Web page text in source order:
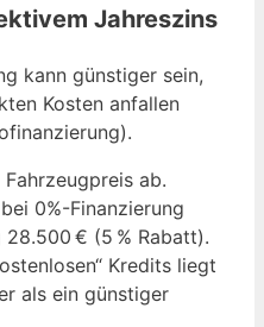
Jahreszins
kann günstiger sein,
Kosten anfallen
ab.
0%-Finanzierung
€ (5 % Rabatt).
Kredits liegt
als ein günstiger